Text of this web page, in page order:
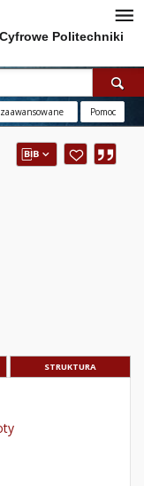
Politechniki
Pomoc
STRUKTURA